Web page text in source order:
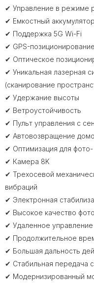
✔ Управление в режиме
✔ Емкостный
✔ Поддержка 5G Wi-Fi
✔ GPS-позиционирование
✔ Оптическое
✔ Уникальная лазерная
(сканирование
✔ Удержание высоты
✔ Ветроустойчивость
✔ Пульт управления с
✔ Автовозвращение
✔ Оптимизация для
✔ Камера 8K
✔ Трехосевой
вибраций
✔ Электронная
✔ Высокое качество
✔ Удаленное
✔ Продолжительное
✔ Большая дальность
✔ Стабильная передача
✔ Модернизированный